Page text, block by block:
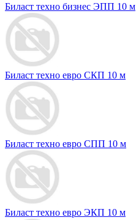
Биласт техно бизнес ЭПП 10 м
Биласт техно евро СКП 10 м
Биласт техно евро СПП 10 м
Биласт техно евро ЭКП 10 м